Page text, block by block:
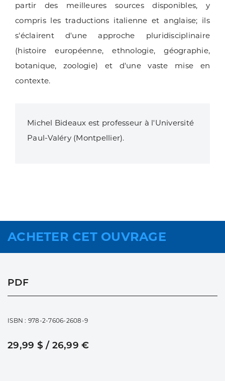
partir des meilleures sources disponibles, y
compris les traductions italienne et anglaise; ils
s'éclairent d'une approche pluridisciplinaire
(histoire européenne, ethnologie, géographie,
botanique, zoologie) et d'une vaste mise en
contexte.
Michel Bideaux est professeur à l'Université
Paul-Valéry (Montpellier).
ACHETER CET OUVRAGE
PDF
ISBN : 978-2-7606-2608-9
29,99 $ / 26,99 €